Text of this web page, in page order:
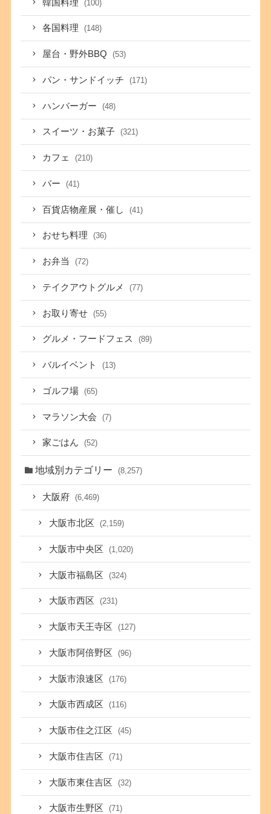
韓国料理 (100)
各国料理 (148)
屋台・野外BBQ (53)
パン・サンドイッチ (171)
ハンバーガー (48)
スイーツ・お菓子 (321)
カフェ (210)
バー (41)
百貨店物産展・催し (41)
おせち料理 (36)
お弁当 (72)
テイクアウトグルメ (77)
お取り寄せ (55)
グルメ・フードフェス (89)
バルイベント (13)
ゴルフ場 (65)
マラソン大会 (7)
家ごはん (52)
地域別カテゴリー (8,257)
大阪府 (6,469)
大阪市北区 (2,159)
大阪市中央区 (1,020)
大阪市福島区 (324)
大阪市西区 (231)
大阪市天王寺区 (127)
大阪市阿倍野区 (96)
大阪市浪速区 (176)
大阪市西成区 (116)
大阪市住之江区 (45)
大阪市住吉区 (71)
大阪市東住吉区 (32)
大阪市生野区 (71)